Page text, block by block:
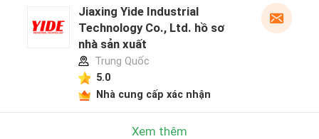
Jiaxing Yide Industrial
Technology Co., Ltd. hồ sơ
nhà sản xuất
Trung Quốc
5.0
Nhà cung cấp xác nhận
Xem thêm